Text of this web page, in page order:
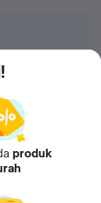
produk